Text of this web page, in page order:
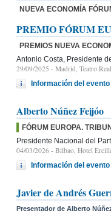
NUEVA ECONOMÍA
PREMIO FÓRUM
PREMIOS NUEVA
Antonio Costa, Presidente
29/09/2025 - Madrid, Teatro
Información del evento
Alberto Núñez Feijóo
FÓRUM EUROPA.
Presidente Nacional del
04/03/2026 - Bilbao, Hotel
Información del evento
Javier de Andrés
Presentador de Alberto